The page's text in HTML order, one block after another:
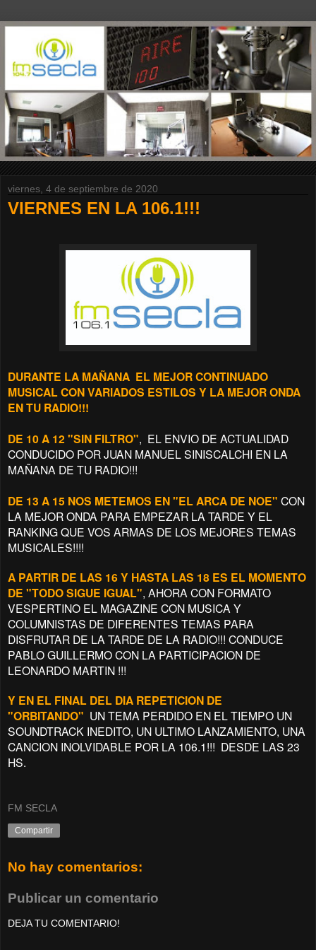
viernes, 4 de septiembre de 2020
VIERNES EN LA 106.1!!!
DURANTE LA MAÑANA EL MEJOR CONTINUADO
MUSICAL CON VARIADOS ESTILOS Y LA MEJOR ONDA
EN TU RADIO!!!
DE 10 A 12 "SIN FILTRO", EL ENVIO DE ACTUALIDAD
CONDUCIDO POR JUAN MANUEL SINISCALCHI EN LA
MAÑANA DE TU RADIO!!!
DE 13 A 15 NOS METEMOS EN "EL ARCA DE NOE" CON
LA MEJOR ONDA PARA EMPEZAR LA TARDE Y EL
RANKING QUE VOS ARMAS DE LOS MEJORES TEMAS
MUSICALES!!!!
A PARTIR DE LAS 16 Y HASTA LAS 18 ES EL MOMENTO
DE "TODO SIGUE IGUAL", AHORA CON FORMATO
VESPERTINO EL MAGAZINE CON MUSICA Y
COLUMNISTAS DE DIFERENTES TEMAS PARA
DISFRUTAR DE LA TARDE DE LA RADIO!!! CONDUCE
PABLO GUILLERMO CON LA PARTICIPACION DE
LEONARDO MARTIN !!!
Y EN EL FINAL DEL DIA REPETICION DE
"ORBITANDO" UN TEMA PERDIDO EN EL TIEMPO UN
SOUNDTRACK INEDITO, UN ULTIMO LANZAMIENTO, UNA
CANCION INOLVIDABLE POR LA 106.1!!! DESDE LAS 23
HS.
FM SECLA
Compartir
No hay comentarios:
Publicar un comentario
DEJA TU COMENTARIO!